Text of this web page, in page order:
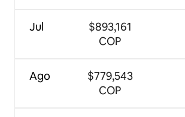
Jul
Ago
$893,161
COP
$779,543
COP